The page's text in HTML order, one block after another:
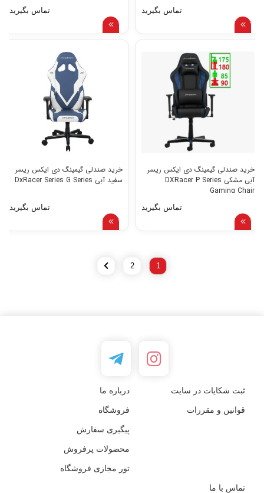
تماس بگیرید تماس بگیرید
خرید صندلی گیمینگ دی ایکس ریسر
آبی مشکی DXRacer P Series
Gaming Chair
تماس بگیرید
خرید صندلی گیمینگ دی ایکس ریسر
سفید آبی DxRacer Series G Series
تماس بگیرید
1
2
ثبت شکایات در سایت درباره ما
قوانین و مقررات فروشگاه
پیگیری سفارش
محصولات پرفروش
تور مجازی فروشگاه
تماس با ما